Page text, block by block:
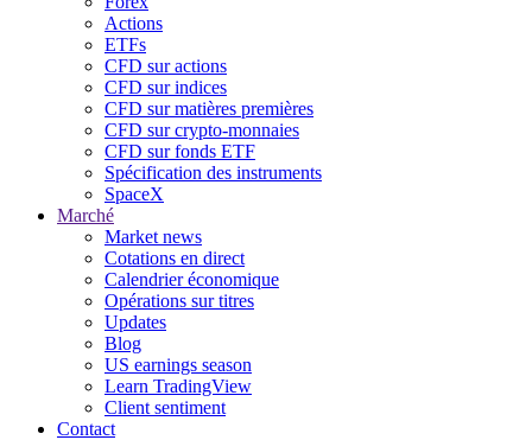
Actions
ETFs
CFD sur actions
CFD sur indices
CFD sur matières premières
CFD sur crypto-monnaies
CFD sur fonds ETF
Spécification des instruments
SpaceX
Marché
Market news
Cotations en direct
Calendrier économique
Opérations sur titres
Updates
Blog
US earnings season
Learn TradingView
Client sentiment
Contact